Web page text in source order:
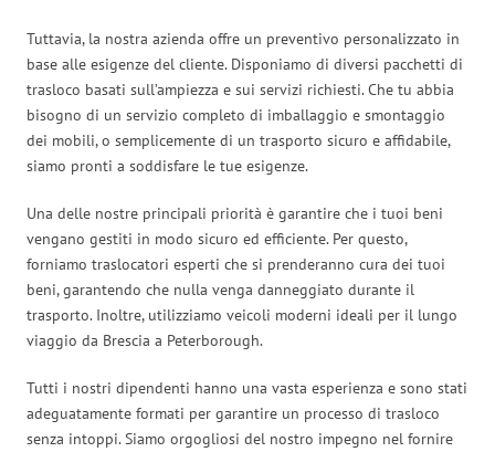
Tuttavia, la nostra azienda offre un preventivo personalizzato in
base alle esigenze del cliente. Disponiamo di diversi pacchetti di
trasloco basati sull’ampiezza e sui servizi richiesti. Che tu abbia
bisogno di un servizio completo di imballaggio e smontaggio
dei mobili, o semplicemente di un trasporto sicuro e affidabile,
siamo pronti a soddisfare le tue esigenze.
Una delle nostre principali priorità è garantire che i tuoi beni
vengano gestiti in modo sicuro ed efficiente. Per questo,
forniamo traslocatori esperti che si prenderanno cura dei tuoi
beni, garantendo che nulla venga danneggiato durante il
trasporto. Inoltre, utilizziamo veicoli moderni ideali per il lungo
viaggio da Brescia a Peterborough.
Tutti i nostri dipendenti hanno una vasta esperienza e sono stati
adeguatamente formati per garantire un processo di trasloco
senza intoppi. Siamo orgogliosi del nostro impegno nel fornire